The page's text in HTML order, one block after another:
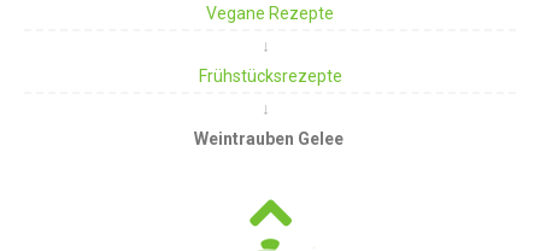
Vegane Rezepte
Frühstücksrezepte
Weintrauben Gelee